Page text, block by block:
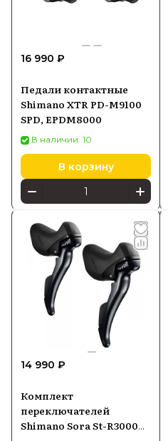
16 990 ₽
Педали контактные
Shimano XTR PD-M9100
SPD, EPDM8000
В наличии: 10
В корзину
14 990 ₽
Комплект
переключателей
Shimano Sora St-R3000